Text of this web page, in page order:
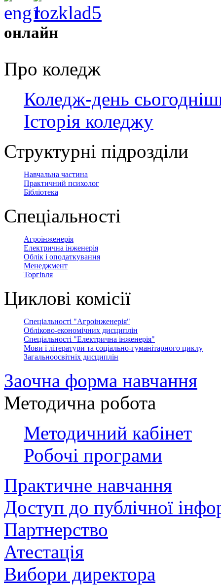
онлайн
Про коледж
Коледж-день
Історія коледжу
Структурні підрозділи
Навчальна частина
Практичний психолог
Бібліотека
Спеціальності
Агроінженерія
Електрична інженерія
Облік і оподаткування
Менеджмент
Торгівля
Циклові комісії
Спеціальності "Агроінженерія"
Обліково-економічних дисциплін
Спеціальності "Електрична інженерія"
Мови і літератури та соціально-гуманітарного циклу
Загальноосвітніх дисциплін
Заочна форма навчання
Методична робота
Методичний кабінет
Робочі програми
Практичне навчання
Доступ до публічної
Партнерство
Атестація
Вибори директора